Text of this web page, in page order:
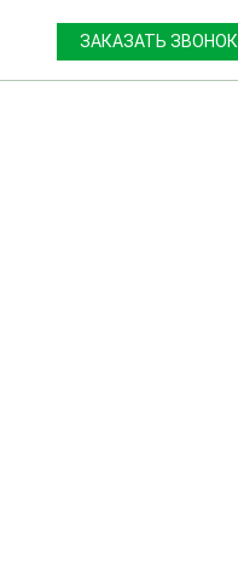
ЗАКАЗАТЬ ЗВОНОК